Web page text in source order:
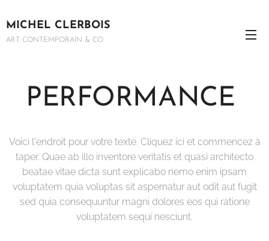
MICHEL CLERBOIS
ART CONTEMPORAIN & CO
PERFORMANCE
Voici l'endroit pour votre texte. Cliquez ici et commencez à
taper. Quae ab illo inventore veritatis et quasi architecto
beatae vitae dicta sunt explicabo nemo enim ipsam
voluptatem quia voluptas sit aspernatur aut odit aut fugit
sed quia consequuntur magni dolores eos qui ratione
voluptatem sequi nesciunt.